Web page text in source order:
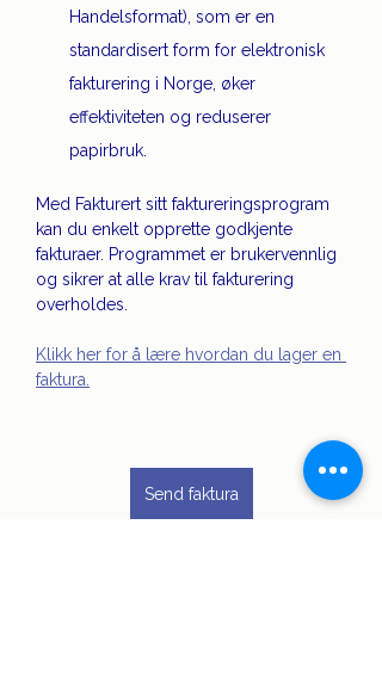
Handelsformat), som er en
standardisert form for elektronisk
fakturering i Norge, øker
effektiviteten og reduserer
papirbruk.
Med Fakturert sitt faktureringsprogram
kan du enkelt opprette godkjente
fakturaer. Programmet er brukervennlig
og sikrer at alle krav til fakturering
overholdes.
Klikk her for å lære hvordan du lager en
faktura.
Send faktura